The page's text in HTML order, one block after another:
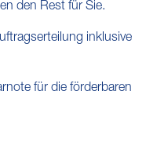
den Rest für Sie.
inklusive
für die förderbaren